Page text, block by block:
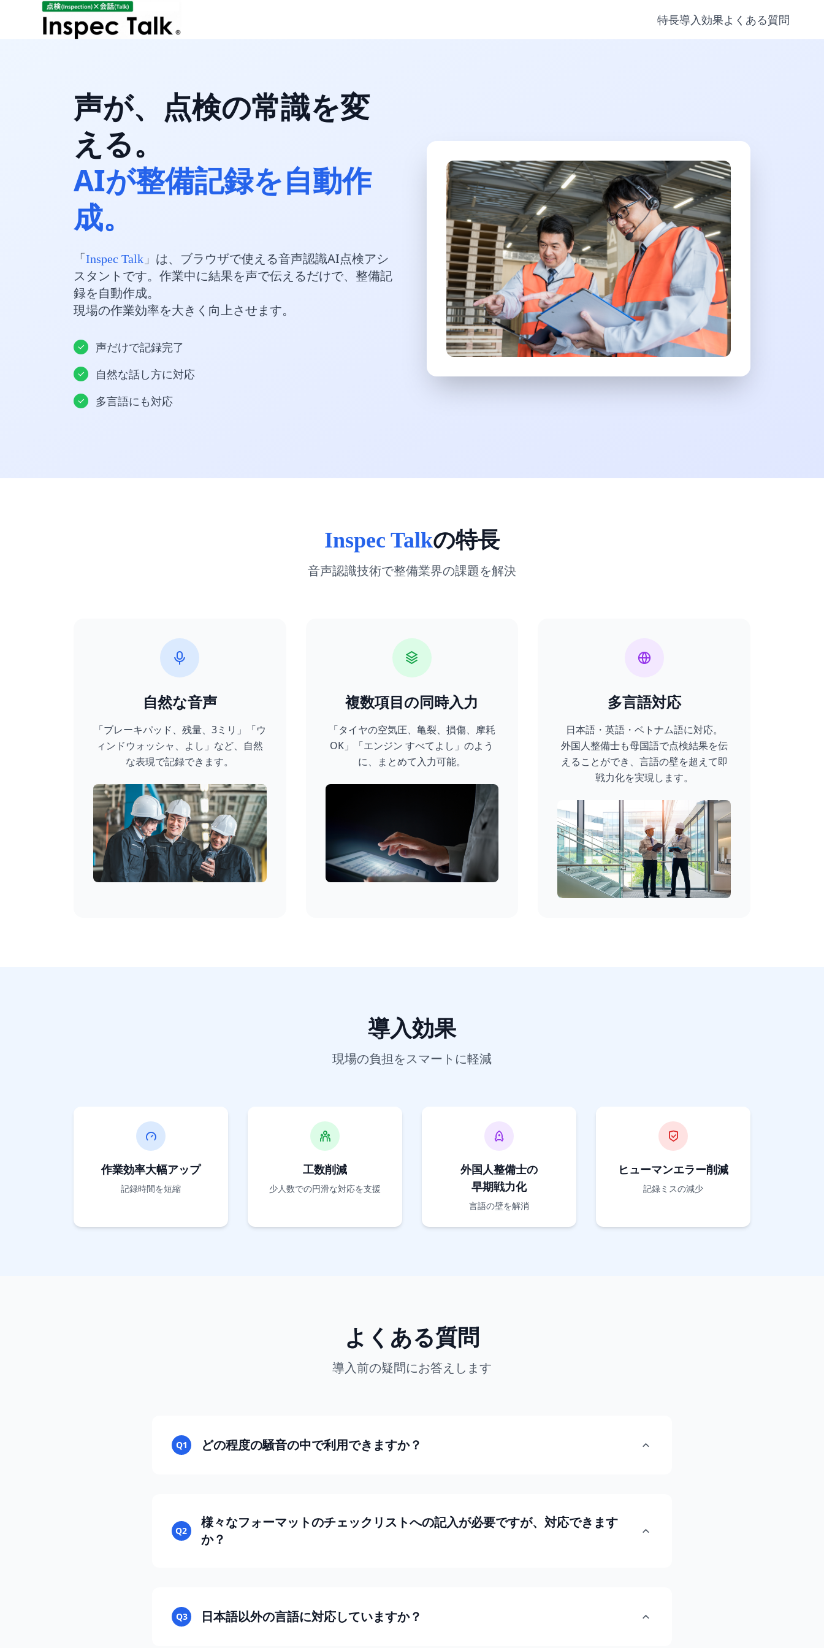
特長導入効果よくある質問
声が、点検の常識を変
える。
AIが整備記録を自動作
成。
「Inspec Talk 」は、ブラウザで使える音声認識AI点検アシ
スタントです。作業中に結果を声で伝えるだけで、整備記
録を自動作成。
現場の作業効率を大きく向上させます。
声だけで記録完了
自然な話し方に対応
多言語にも対応
Inspec Talkの特長
音声認識技術で整備業界の課題を解決
自然な音声
「ブレーキパッド、残量、3ミリ」「ウ
ィンドウォッシャ、よし」など、自然
な表現で記録できます。
複数項目の同時入力
「タイヤの空気圧、亀裂、損傷、摩耗
OK」「エンジン すべてよし」のよう
に、まとめて入力可能。
多言語対応
日本語・英語・ベトナム語に対応。
外国人整備士も母国語で点検結果を伝
えることができ、言語の壁を超えて即
戦力化を実現します。
導入効果
現場の負担をスマートに軽減
作業効率大幅アップ
記録時間を短縮
工数削減
少人数での円滑な対応を支援
外国人整備士の
早期戦力化
言語の壁を解消
ヒューマンエラー削減
記録ミスの減少
よくある質問
導入前の疑問にお答えします
Q1 どの程度の騒音の中で利用できますか？
Q2
様々なフォーマットのチェックリストへの記入が必要ですが、対応できます
か？
Q3 日本語以外の言語に対応していますか？